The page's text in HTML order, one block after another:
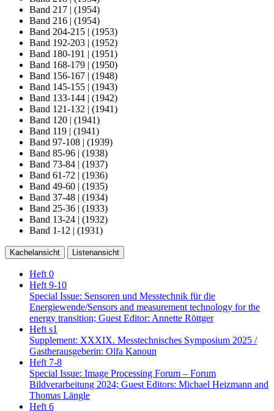
Band 217 | (1954)
Band 216 | (1954)
Band 204-215 | (1953)
Band 192-203 | (1952)
Band 180-191 | (1951)
Band 168-179 | (1950)
Band 156-167 | (1948)
Band 145-155 | (1943)
Band 133-144 | (1942)
Band 121-132 | (1941)
Band 120 | (1941)
Band 119 | (1941)
Band 97-108 | (1939)
Band 85-96 | (1938)
Band 73-84 | (1937)
Band 61-72 | (1936)
Band 49-60 | (1935)
Band 37-48 | (1934)
Band 25-36 | (1933)
Band 13-24 | (1932)
Band 1-12 | (1931)
Kachelansicht Listenansicht
Heft 0
Heft 9-10
Special Issue: Sensoren und Messtechnik für die
Energiewende/Sensors and measurement technology for the
energy transition; Guest Editor: Annette Röttger
Heft s1
Supplement: XXXIX. Messtechnisches Symposium 2025 /
Gastherausgeberin: Olfa Kanoun
Heft 7-8
Special Issue: Image Processing Forum – Forum
Bildverarbeitung 2024; Guest Editors: Michael Heizmann and
Thomas Längle
Heft 6